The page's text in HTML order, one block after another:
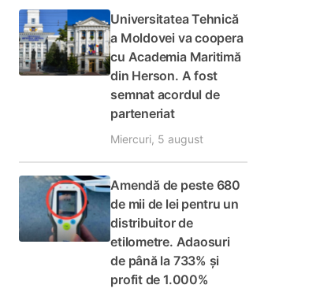
Universitatea Tehnică
a Moldovei va coopera
cu Academia Maritimă
din Herson. A fost
semnat acordul de
parteneriat
Miercuri, 5 august
Amendă de peste 680
de mii de lei pentru un
distribuitor de
etilometre. Adaosuri
de până la 733% și
profit de 1.000%